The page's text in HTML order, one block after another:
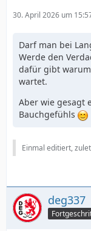
30. April 2026 um
Darf man bei
Werde den
dafür gibt
wartet.
Aber wie gesagt
Bauchgefühls
Einmal editiert,
deg337